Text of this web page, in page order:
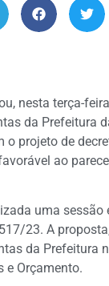
nesta terça-
da Prefeitura
o projeto de
ao
uma
23. A
da Prefeitura
e Orçamento.